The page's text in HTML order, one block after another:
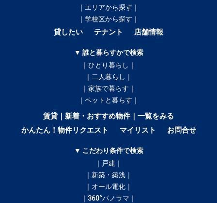
｜エリアから探す｜
｜学校区から探す｜
貸したい テナント 店舗情報
▼ 誰と暮らすかで検索
｜ひとり暮らし｜
｜二人暮らし｜
｜家族で暮らす｜
｜ペットと暮らす｜
賃貸｜新着・おすすめ物件｜一覧をみる
かんたん！物件リクエスト
マイリスト お問合せ
▼ こだわり条件で検索
｜戸建｜
｜新築・築浅｜
｜オール電化｜
｜360°パノラマ｜